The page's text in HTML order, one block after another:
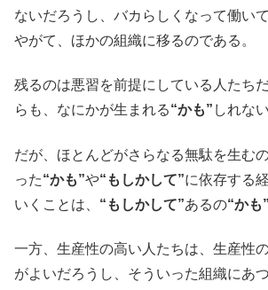
ないだろうし、バカらしくなって働い
やがて、ほかの組織に移るのである。
残るのは悪習を前提にしている人たち
らも、なにかが生まれる“かも” しれない
だが、ほとんどがさらなる無駄を生む
った“かも”や“もしかして”に依存する
いくことは、 “もしかして”あるの“かも”
一方、生産性の高い人たちは、生産性
がよいだろうし、そういった組織にあ